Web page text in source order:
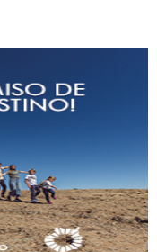
de un mes, es muy